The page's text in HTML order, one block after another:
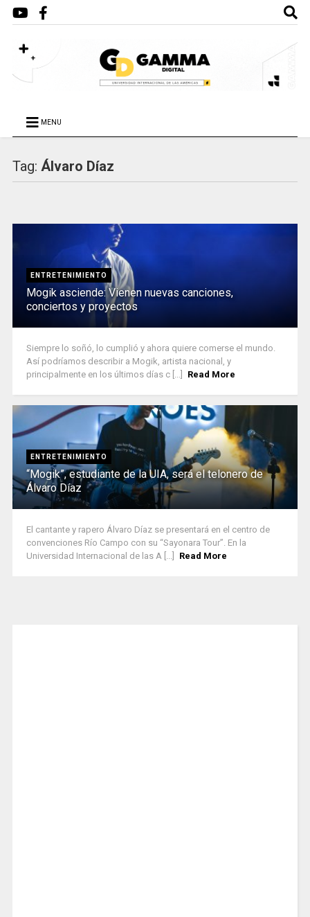
MENU
Tag: Álvaro Díaz
ENTRETENIMIENTO
Mogik asciende: Vienen nuevas canciones,
conciertos y proyectos
Siempre lo soñó, lo cumplió y ahora quiere comerse el mundo.
Así podríamos describir a Mogik, artista nacional, y
principalmente en los últimos días c [...]
Read More
ENTRETENIMIENTO
“Mogik”, estudiante de la UIA, será el telonero de
Álvaro Díaz
El cantante y rapero Álvaro Díaz se presentará en el centro de
convenciones Río Campo con su “Sayonara Tour”. En la
Universidad Internacional de las A [...]
Read More